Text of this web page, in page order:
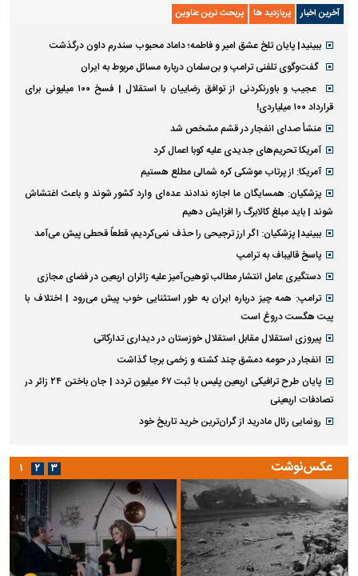
آخرین اخبار پربازدید ها پربحث ترین عناوین
ببینید| پایان تلخ عشق امیر و فاطمه؛ داماد محبوب سندرم داون درگذشت
گفت‌وگوی تلفنی ترامپ و بن‌سلمان درباره مسائل مربوط به ایران
عجیب و باورنکردنی از توافق رضاییان با استقلال | فسخ ۱۰۰ میلیونی برای
قرارداد ۱۰۰ میلیاردی!
منشأ صدای انفجار در قشم مشخص شد
آمریکا تحریم‌های جدیدی علیه کوبا اعمال کرد
آمریکا: از پرتاب موشکی کره شمالی مطلع هستیم
پزشکیان: همسایگان ما اجازه ندادند عده‌ای وارد کشور شوند و باعث اغتشاش
شوند | باید مبلغ کالابرگ را افزایش دهیم
ببینید| پزشکیان: اگر ارز ترجیحی را حذف نمی‌کردیم، قطعاً قحطی پیش می‌آمد
پاسخ قالیباف به ترامپ
دستگیری عامل انتشار مطالب توهین‌آمیز علیه زائران اربعین در فضای مجازی
ترامپ: همه چیز درباره ایران به طور استثنایی خوب پیش می‌رود | اختلاف با
پیت هگست دروغ است
پیروزی استقلال مقابل استقلال خوزستان در دیداری تدارکاتی
انفجار در حومه دمشق چند کشته و زخمی برجا گذاشت
پایان طرح ترافیکی اربعین پلیس با ثبت ۶۷ میلیون تردد | جان باختن ۲۴ زائر در
تصادفات اربعینی
رونمایی رئال مادرید از گران‌ترین خرید تاریخ خود
عکس‌نوشت ۱ ۲ ۳